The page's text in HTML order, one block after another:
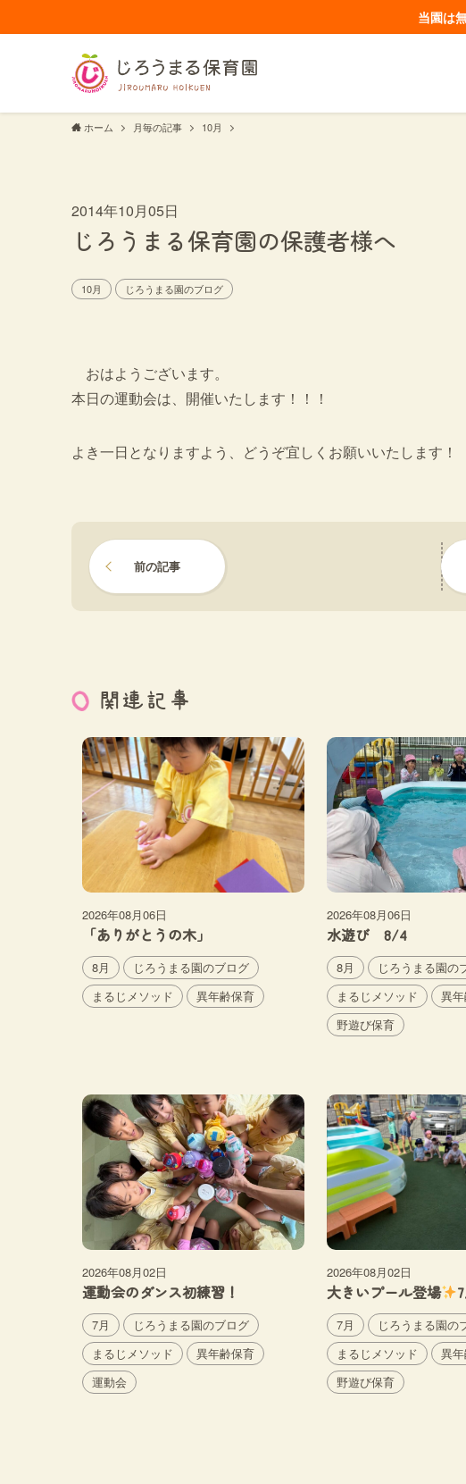
当園は
ホーム 月毎の記事 10月
2014年10月05日
じろうまる保育園の保護者様へ
10月 じろうまる園のブログ
おはようございます。
本日の運動会は、開催いたします！！！
よき一日となりますよう、どうぞ宜しくお願いいたします！
前の記事
関連記事
2026年08月06日
「ありがとうの木」
8月
じろうまる園のブログ
まるじメソッド
異年齢保育
2026年08月06日
水遊び 8/4
8月
じろうまる園の
まるじメソッド
異
野遊び保育
2026年08月02日
運動会のダンス初練習！
7月
じろうまる園のブログ
まるじメソッド
異年齢保育
運動会
2026年08月02日
大きいプール登場
7月
じろうまる園の
まるじメソッド
異
野遊び保育